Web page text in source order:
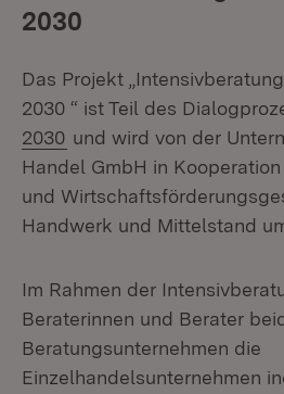
2030
Das Projekt
2030 “ ist Teil des
2030 (Öffnet in neuem
und wird von der
Handel GmbH in
und
Handwerk und Mittelstand
Im Rahmen der
Beraterinnen und Berater
Beratungsunternehmen die
Einzelhandelsunternehmen